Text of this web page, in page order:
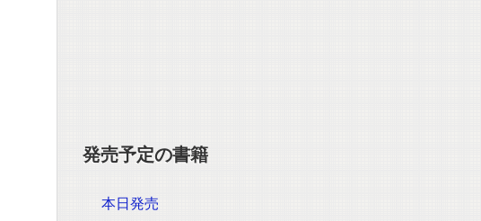
発売予定の書籍
本日発売